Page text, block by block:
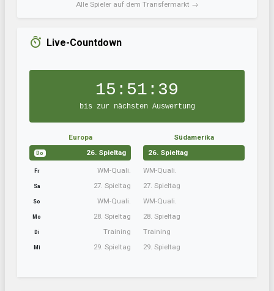
Alle Spieler auf dem Transfermarkt →
Live-Countdown
15:51:38
bis zur nächsten Auswertung
Europa
Do 26. Spieltag
Fr WM-Quali.
Sa 27. Spieltag
So WM-Quali.
Mo 28. Spieltag
Di Training
Mi 29. Spieltag
Südamerika
26. Spieltag
WM-Quali.
27. Spieltag
WM-Quali.
28. Spieltag
Training
29. Spieltag